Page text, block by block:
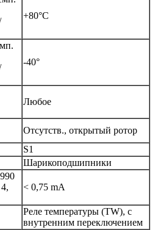
+80°С
-40°
Любое
Отсутств., открытый ротор
S1
Шарикоподшипники
< 0,75 mA
Реле температуры (TW), с
внутренним переключением